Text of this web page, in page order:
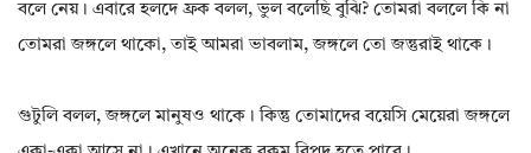
বলে নেয়। এবারে হলদে ফ্রক বলল, ভুল বলেছি বুঝি? তোমরা বললে কি না
তোমরা জঙ্গলে থাকো, তাই আমরা ভাবলাম, জঙ্গলে তো জন্তুরাই থাকে।
গুটুলি বলল, জঙ্গলে মানুষও থাকে। কিন্তু তোমাদের বয়েসি মেয়েরা জঙ্গলে